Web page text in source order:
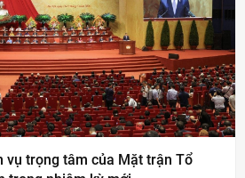
vụ trọng tâm của Mặt trận Tổ